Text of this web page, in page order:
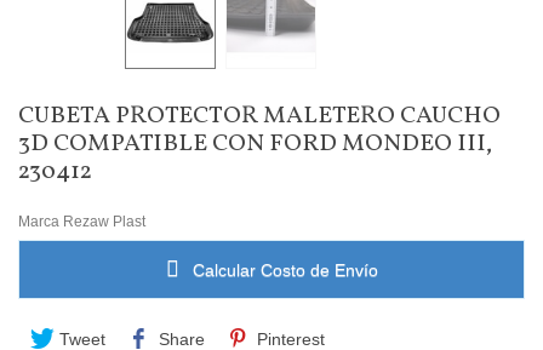
CUBETA PROTECTOR MALETERO CAUCHO
3D COMPATIBLE CON FORD MONDEO III,
230412
Marca Rezaw Plast
Calcular Costo de Envío
Tweet Share Pinterest